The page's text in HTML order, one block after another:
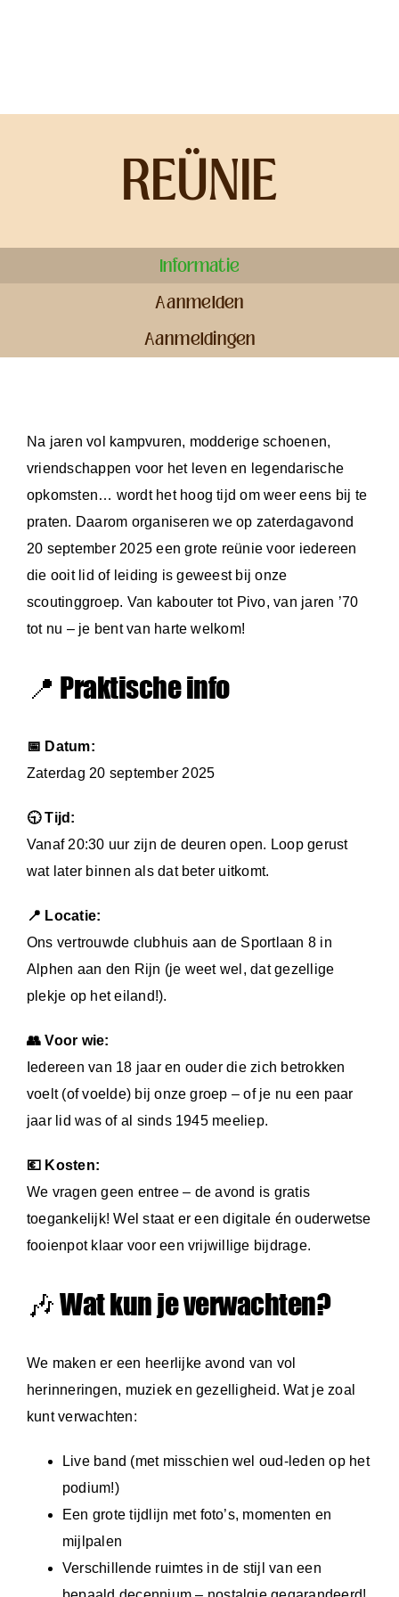
REÜNIE
Informatie
Aanmelden
Aanmeldingen
Na jaren vol kampvuren, modderige schoenen,
vriendschappen voor het leven en legendarische
opkomsten… wordt het hoog tijd om weer eens bij te
praten. Daarom organiseren we op zaterdagavond
20 september 2025 een grote reünie voor iedereen
die ooit lid of leiding is geweest bij onze
scoutinggroep. Van kabouter tot Pivo, van jaren ’70
tot nu – je bent van harte welkom!
📍 Praktische info
📅 Datum:
Zaterdag 20 september 2025
🕤 Tijd:
Vanaf 20:30 uur zijn de deuren open. Loop gerust
wat later binnen als dat beter uitkomt.
📍 Locatie:
Ons vertrouwde clubhuis aan de Sportlaan 8 in
Alphen aan den Rijn (je weet wel, dat gezellige
plekje op het eiland!).
👥 Voor wie:
Iedereen van 18 jaar en ouder die zich betrokken
voelt (of voelde) bij onze groep – of je nu een paar
jaar lid was of al sinds 1945 meeliep.
💶 Kosten:
We vragen geen entree – de avond is gratis
toegankelijk! Wel staat er een digitale én ouderwetse
fooienpot klaar voor een vrijwillige bijdrage.
🎶 Wat kun je verwachten?
We maken er een heerlijke avond van vol
herinneringen, muziek en gezelligheid. Wat je zoal
kunt verwachten:
Live band (met misschien wel oud-leden op het
podium!)
Een grote tijdlijn met foto’s, momenten en
mijlpalen
Verschillende ruimtes in de stijl van een